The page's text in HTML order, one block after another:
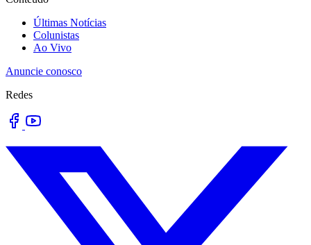
Últimas Notícias
Colunistas
Ao Vivo
Anuncie conosco
Redes